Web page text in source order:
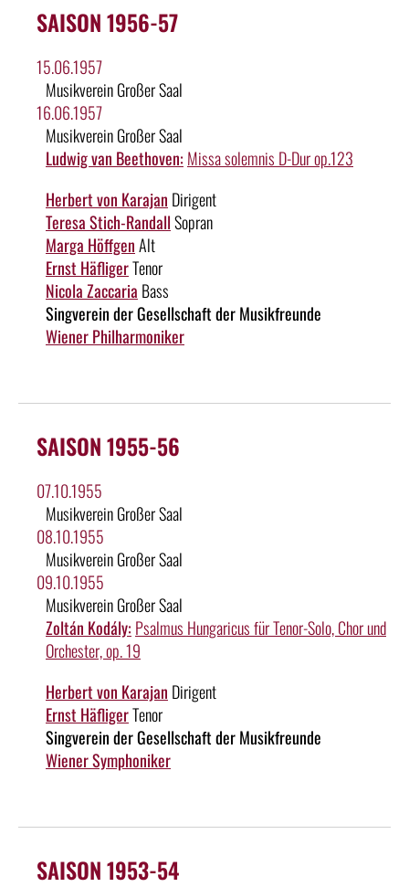
SAISON 1956-57
15.06.1957
Musikverein Großer Saal
16.06.1957
Musikverein Großer Saal
Ludwig van Beethoven: Missa solemnis D-Dur op.123
Herbert von Karajan Dirigent
Teresa Stich-RandallSopran
Marga HöffgenAlt
Ernst HäfligerTenor
Nicola Zaccaria Bass
Singverein der Gesellschaft der Musikfreunde
Wiener Philharmoniker
SAISON 1955-56
07.10.1955
Musikverein Großer Saal
08.10.1955
Musikverein Großer Saal
09.10.1955
Musikverein Großer Saal
Zoltán Kodály: Psalmus Hungaricus für Tenor-Solo, Chor und
Orchester, op. 19
Herbert von Karajan Dirigent
Ernst HäfligerTenor
Singverein der Gesellschaft der Musikfreunde
Wiener Symphoniker
SAISON 1953-54